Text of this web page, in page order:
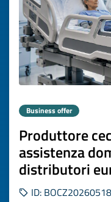
Business offer
Produttore
assistenza
distributori
ID: